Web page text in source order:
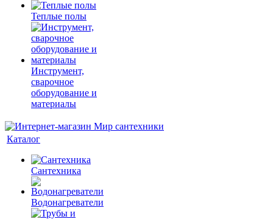
Теплые полы
Инструмент,
сварочное
оборудование и
материалы
Каталог
Сантехника
Водонагреватели